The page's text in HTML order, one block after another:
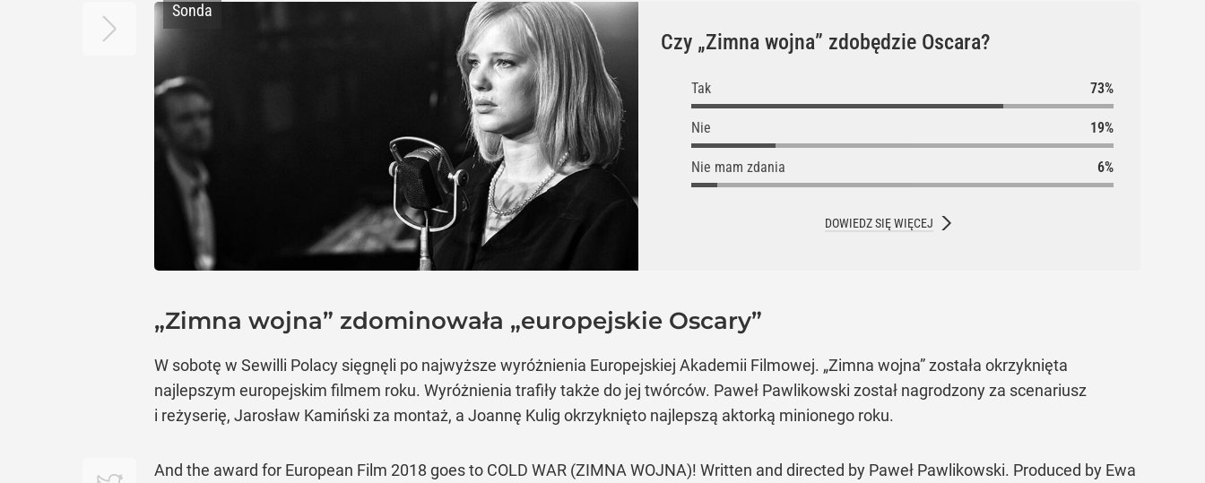
Czy „Zimna wojna” zdobędzie Oscara?
Sonda
Tak
Nie
Nie mam zdania
DOWIEDZ SIĘ WIĘCEJ
„Zimna wojna” zdominowała „europejskie Oscary”
W sobotę w Sewilli Polacy sięgnęli po najwyższe wyróżnienia Europejskiej Akademii Filmowej. „Zimna wojna” została okrzyknięta
najlepszym europejskim filmem roku. Wyróżnienia trafiły także do jej twórców. Paweł Pawlikowski został nagrodzony za scenariusz
i reżyserię, Jarosław Kamiński za montaż, a Joannę Kulig okrzyknięto najlepszą aktorką minionego roku.
And the award for European Film 2018 goes to COLD WAR (ZIMNA WOJNA)! Written and directed by Paweł Pawlikowski. Produced by Ewa